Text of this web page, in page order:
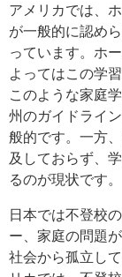
アメリカでは、
が一般的に認め
っています。ホ
よってはこの学
このような家庭
州のガイドライ
般的です。一方
及しておらず、
るのが現状です。
日本では不登校
ー、家庭の問題
社会から孤立し